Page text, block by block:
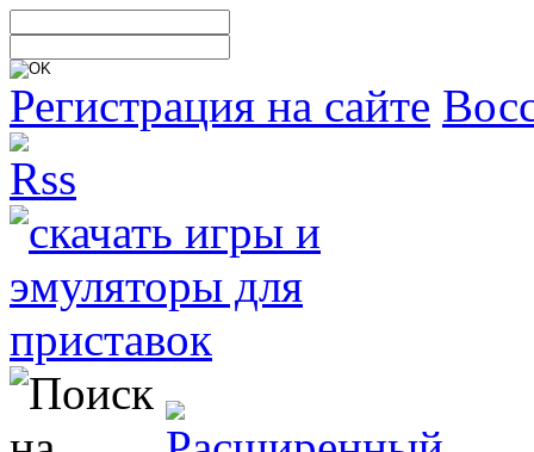
Регистрация на сайте